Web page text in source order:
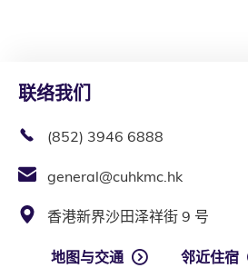
联络我们
(852) 3946 6888
general@cuhkmc.hk
香港新界沙田泽祥街 9 号
地图与交通 邻近住宿